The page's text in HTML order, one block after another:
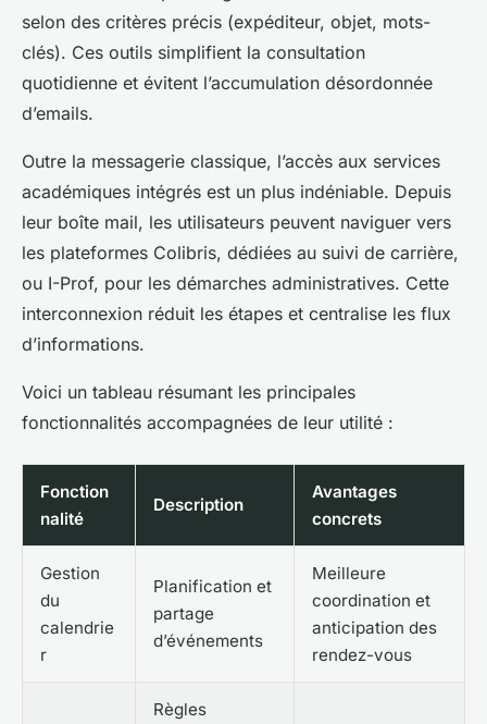
selon des critères précis (expéditeur, objet, mots-
clés). Ces outils simplifient la consultation
quotidienne et évitent l’accumulation désordonnée
d’emails.
Outre la messagerie classique, l’accès aux services
académiques intégrés est un plus indéniable. Depuis
leur boîte mail, les utilisateurs peuvent naviguer vers
les plateformes Colibris, dédiées au suivi de carrière,
ou I-Prof, pour les démarches administratives. Cette
interconnexion réduit les étapes et centralise les flux
d’informations.
Voici un tableau résumant les principales
fonctionnalités accompagnées de leur utilité :
Fonction
nalité
Description
Avantages
concrets
Gestion
du
calendrie
r
Planification et
partage
d’événements
Meilleure
coordination et
anticipation des
rendez-vous
Règles